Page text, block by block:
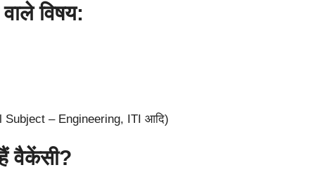
विषय:
Subject – Engineering, ITI आदि)
वैकेंसी?